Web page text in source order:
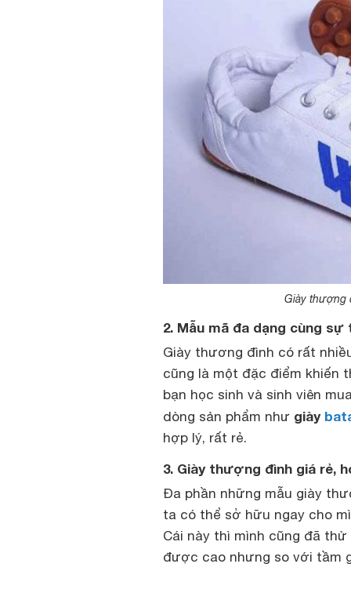
Giày thượng
2. Mẫu mã đa dạng cùng
Giày thương đình có rất
cũng là một đặc điểm khiến
bạn học sinh và sinh viên
dòng sản phẩm như giày
hợp lý, rất rẻ.
3. Giày thượng đình giá rẻ,
Đa phần những mẫu giày
ta có thể sở hữu ngay cho
Cái này thì mình cũng đã
được cao nhưng so với tầm